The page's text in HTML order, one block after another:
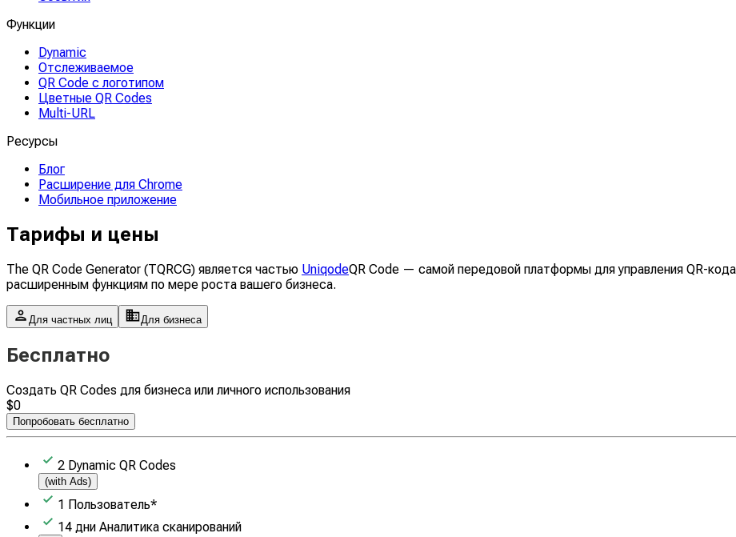
Функции
Dynamic
Отслеживаемое
QR Code с логотипом
Цветные QR Codes
Multi-URL
Ресурсы
Блог
Расширение для Chrome
Мобильное приложение
Тарифы и цены
The QR Code Generator (TQRCG) является частью UniqodeQR Code — самой передовой платформы для управления QR-
расширенным функциям по мере роста вашего бизнеса.
Для частных лиц Для бизнеса
Бесплатно
Создать QR Codes для бизнеса или личного использования
$0
Попробовать бесплатно
2 Dynamic QR Codes
(with Ads)
1 Пользователь*
14 дни Аналитика сканирований